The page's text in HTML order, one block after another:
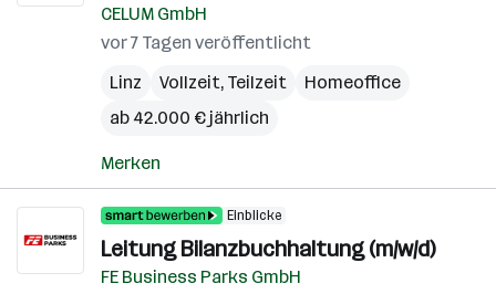
CELUM GmbH
vor 7 Tagen veröffentlicht
Linz
Vollzeit, Teilzeit
Homeoffice
ab 42.000 € jährlich
Merken
Einblicke
Leitung Bilanzbuchhaltung (m/w/d)
FE Business Parks GmbH